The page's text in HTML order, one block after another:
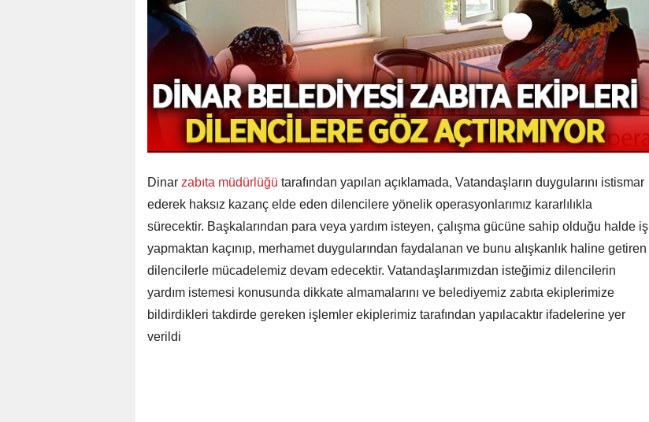
Dinar zabıta müdürlüğü tarafından yapılan açıklamada, Vatandaşların duygularını istismar
ederek haksız kazanç elde eden dilencilere yönelik operasyonlarımız kararlılıkla
sürecektir. Başkalarından para veya yardım isteyen, çalışma gücüne sahip olduğu halde iş
yapmaktan kaçınıp, merhamet duygularından faydalanan ve bunu alışkanlık haline getiren
dilencilerle mücadelemiz devam edecektir. Vatandaşlarımızdan isteğimiz dilencilerin
yardım istemesi konusunda dikkate almamalarını ve belediyemiz zabıta ekiplerimize
bildirdikleri takdirde gereken işlemler ekiplerimiz tarafından yapılacaktır ifadelerine yer
verildi